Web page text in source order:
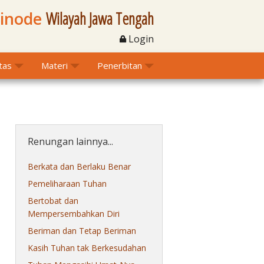
Wilayah Jawa Tengah
Login
Materi Penerbitan
Renungan lainnya...
Berkata dan Berlaku Benar
Pemeliharaan Tuhan
Bertobat dan
Mempersembahkan Diri
Beriman dan Tetap Beriman
Kasih Tuhan tak Berkesudahan